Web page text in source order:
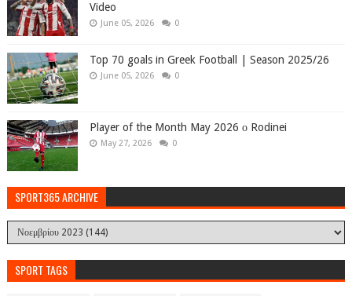
Video
June 05, 2026 0
Top 70 goals in Greek Football | Season 2025/26
June 05, 2026 0
Player of the Month May 2026 ο Rodinei
May 27, 2026 0
SPORT365 ARCHIVE
SPORT TAGS